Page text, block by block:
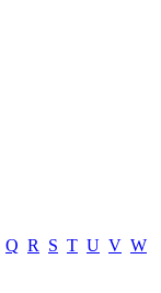
Q R S T U V W